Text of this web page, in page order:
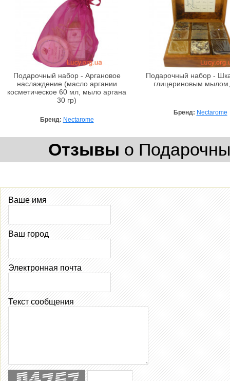
Подарочный набор - Аргановое
наслаждение (масло аргании
косметическое 60 мл, мыло аргана
30 гр)
Бренд: Nectarome
Подарочный набор -
глицериновым
Бренд: Nectarome
Отзывы о
Ваше имя
Ваш город
Электронная почта
Текст сообщения